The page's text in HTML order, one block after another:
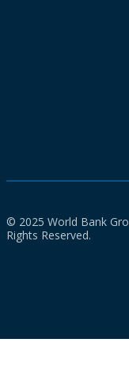
© 2025 World Bank
Rights Reserved.